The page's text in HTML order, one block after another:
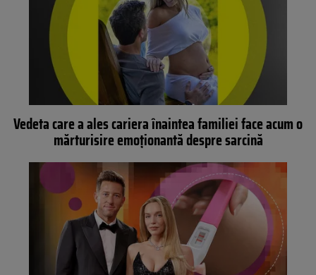
Vedeta care a ales cariera înaintea familiei face acum o
mărturisire emoționantă despre sarcină